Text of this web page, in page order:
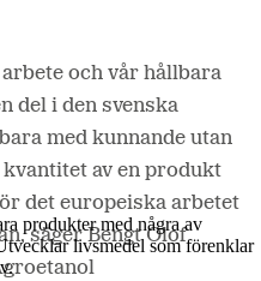
produkter med några av
livsmedel som förenklar
och vår hållbara
del i den svenska
med kunnande utan
av en produkt
det europeiska arbetet
säger Bengt Olof